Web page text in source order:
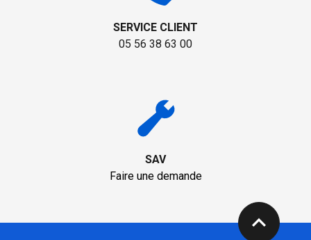
SERVICE CLIENT
05 56 38 63 00
SAV
Faire une demande
expand_less